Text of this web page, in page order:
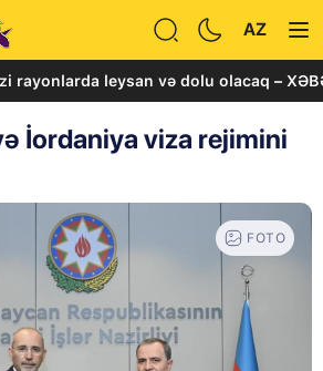
AZ
leysan və dolu olacaq –
İordaniya viza rejimini
FOTO